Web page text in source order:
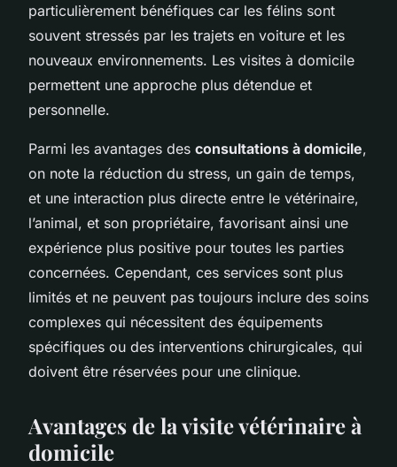
particulièrement bénéfiques car les félins sont
souvent stressés par les trajets en voiture et les
nouveaux environnements. Les visites à domicile
permettent une approche plus détendue et
personnelle.
Parmi les avantages des consultations à domicile,
on note la réduction du stress, un gain de temps,
et une interaction plus directe entre le vétérinaire,
l’animal, et son propriétaire, favorisant ainsi une
expérience plus positive pour toutes les parties
concernées. Cependant, ces services sont plus
limités et ne peuvent pas toujours inclure des soins
complexes qui nécessitent des équipements
spécifiques ou des interventions chirurgicales, qui
doivent être réservées pour une clinique.
Avantages de la visite vétérinaire à
domicile